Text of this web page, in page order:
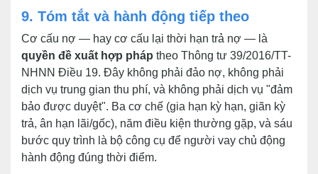
9. Tóm tắt và hành động tiếp theo
Cơ cấu nợ — hay cơ cấu lại thời hạn trả nợ — là
quyền đề xuất hợp pháp theo Thông tư 39/2016/TT-
NHNN Điều 19. Đây không phải đảo nợ, không phải
dịch vụ trung gian thu phí, và không phải dịch vụ "đảm
bảo được duyệt". Ba cơ chế (gia hạn kỳ hạn, giãn kỳ
trả, ân hạn lãi/gốc), năm điều kiện thường gặp, và sáu
bước quy trình là bộ công cụ để người vay chủ động
hành động đúng thời điểm.